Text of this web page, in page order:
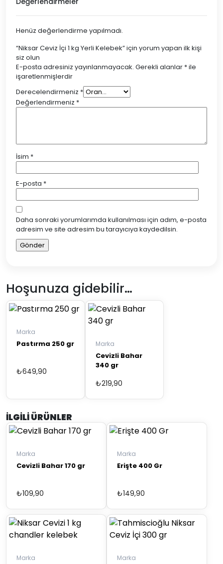
Henüz değerlendirme yapılmadı.
“Niksar Ceviz İçi 1 kg Yerli Kelebek” için yorum yapan ilk kişi
siz olun
E-posta adresiniz yayınlanmayacak. Gerekli alanlar *ile
işaretlenmişlerdir
Derecelendirmeniz *
Değerlendirmeniz *
İsim *
E-posta *
Daha sonraki yorumlarımda kullanılması için adım, e-posta
adresim ve site adresim bu tarayıcıya kaydedilsin.
Hoşunuza gidebilir…
Marka
Pastırma 250 gr
₺649,90
Marka
Cevizli Bahar
340 gr
₺219,90
İLGILI ÜRÜNLER
Marka
Cevizli Bahar 170 gr
₺109,90
Marka
Erişte 400 Gr
₺149,90
Marka Marka